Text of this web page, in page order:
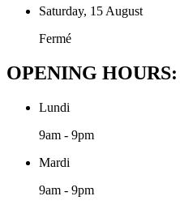
Saturday, 15 August
Fermé
OPENING HOURS:
Lundi
9am - 9pm
Mardi
9am - 9pm